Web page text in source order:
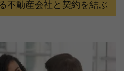
不動産会社と契約を結ぶ